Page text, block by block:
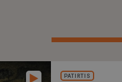
PATIRTIS